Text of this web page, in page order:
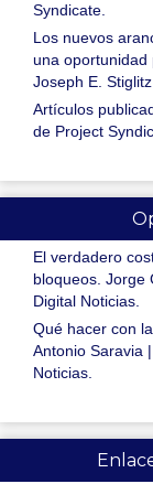
Syndicate.
Los nuevos
una oportunidad
Joseph E.
Artículos
de Project
El verdadero
bloqueos. Jorge
Digital Noticias.
Qué hacer con
Antonio Saravia
Noticias.